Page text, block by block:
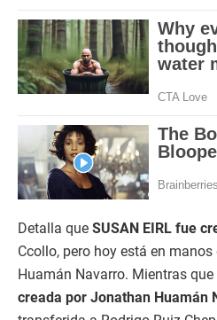
Detalla que SUSAN EIRL fue
Ccollo, pero hoy está en
Huamán Navarro. Mientras
creada por Jonathan Huamán